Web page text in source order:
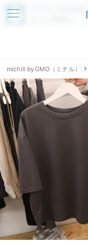
アプリでmichillが
michill byGMO（ミチル）